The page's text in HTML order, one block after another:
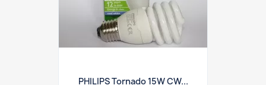
PHILIPS Tornado 15W CW...